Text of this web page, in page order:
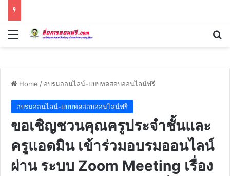
Menu
Home / อบรมออนไลน์-แบบทดสอบออนไลน์ฟรี
อบรมออนไลน์-แบบทดสอบออนไลน์ฟรี
ขอเชิญชวนคุณครูประจำชั้นและ
ครูแอดมิน เข้าร่วมอบรมออนไลน์
ผ่าน ระบบ Zoom Meeting เรื่อง